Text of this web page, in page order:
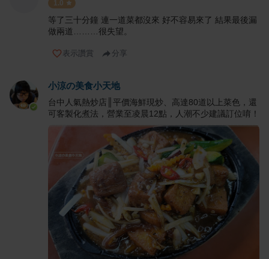
1.0
等了三十分鐘 連一道菜都沒來 好不容易來了 結果最後漏
做兩道………很失望。
表示讚賞 分享
小涼の美食小天地
台中人氣熱炒店║平價海鮮現炒、高達80道以上菜色，還
可客製化煮法，營業至凌晨12點，人潮不少建議訂位唷！